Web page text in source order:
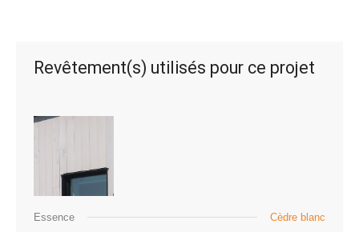
Revêtement(s) utilisés pour ce projet
Essence Cèdre blanc